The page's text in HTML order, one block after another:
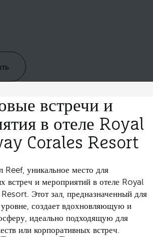
встречи и
в отеле Royal
Corales Resort
Reef, уникальное место для
встреч и мероприятий в отеле Royal
Этот зал, предназначенный для
создает вдохновляющую и
идеально подходящую для
или корпоративных встреч.